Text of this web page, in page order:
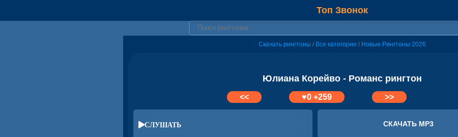
Топ Звонок
Скачать рингтоны / Все категории / Новые Рингтоны 2026
Юлиана Корейво - Романс рингтон
<< ♥0+259 >>
СЛУШАТЬ СКАЧАТЬ MP3